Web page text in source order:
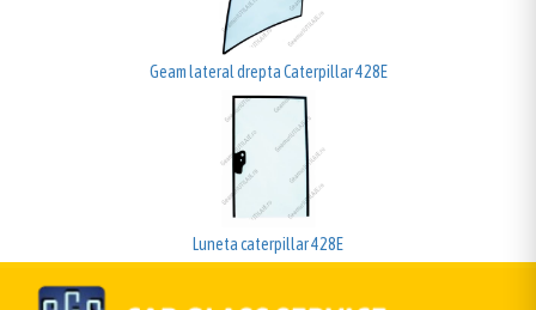
Geam lateral drepta Caterpillar 428E
Luneta caterpillar 428E